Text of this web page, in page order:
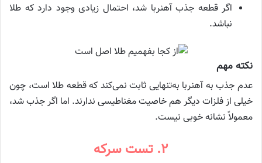
اگر قطعه جذب آهنربا شد، احتمال زیادی وجود دارد که طلا
نباشد.
نکته مهم
عدم جذب به آهنربا به‌تنهایی ثابت نمی‌کند که قطعه طلا است، چون
خیلی از فلزات دیگر هم خاصیت مغناطیسی ندارند. اما اگر جذب شد،
معمولاً نشانه خوبی نیست.
۲. تست سرکه